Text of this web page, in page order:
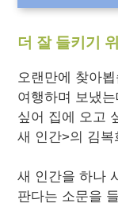
더 잘 들키기
오랜만에 찾아
여행하며 보냈
싶어 집에 오고
새 인간>의 김복
새 인간을 하나
판다는 소문을